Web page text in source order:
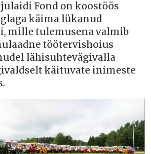
Fond on koostöös
käima lükanud
mille tulemusena valmib
töötervishoius
lähisuhtevägivalla
käituvate inimeste